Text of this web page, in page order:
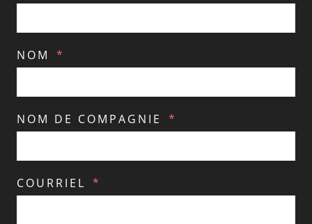
NOM
NOM DE COMPAGNIE
COURRIEL